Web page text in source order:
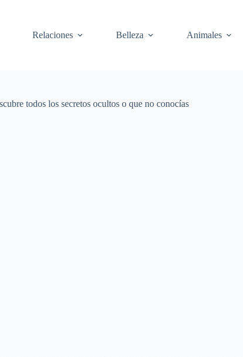
Relaciones Belleza Animales
todos los secretos ocultos o que no conocías